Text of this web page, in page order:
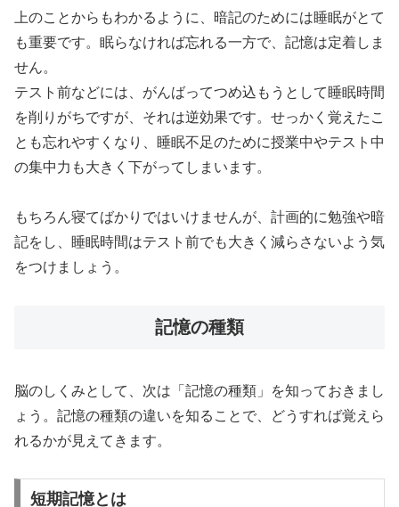
上のことからもわかるように、暗記のためには睡眠がとて
も重要です。眠らなければ忘れる一方で、記憶は定着しま
せん。
テスト前などには、がんばってつめ込もうとして睡眠時間
を削りがちですが、それは逆効果です。せっかく覚えたこ
とも忘れやすくなり、睡眠不足のために授業中やテスト中
の集中力も大きく下がってしまいます。
もちろん寝てばかりではいけませんが、計画的に勉強や暗
記をし、睡眠時間はテスト前でも大きく減らさないよう気
をつけましょう。
記憶の種類
脳のしくみとして、次は「記憶の種類」を知っておきまし
ょう。記憶の種類の違いを知ることで、どうすれば覚えら
れるかが見えてきます。
短期記憶とは